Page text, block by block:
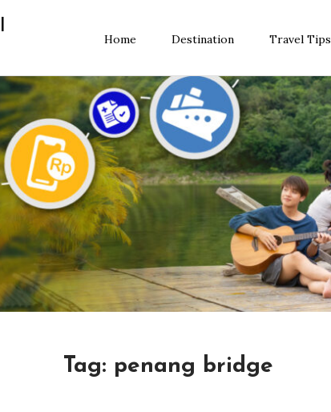
Home Destination Travel Tips
Tag: penang bridge